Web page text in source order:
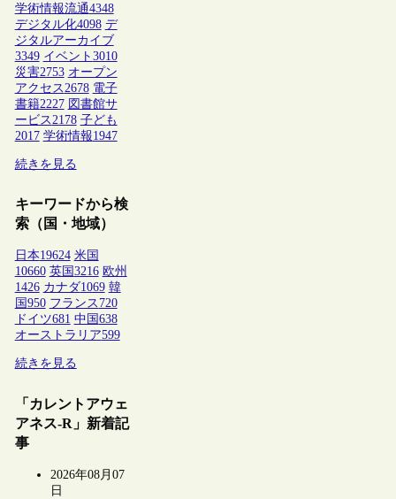
学術情報流通4348
デジタル化4098 デ
ジタルアーカイブ
3349 イベント 3010
災害2753 オープン
アクセス 2678 電子
書籍2227 図書館サ
ービス 2178 子ども
2017 学術情報1947
続きを見る
キーワードから検
索（国・地域）
日本19624 米国
10660 英国 3216 欧州
1426 カナダ1069 韓
国 950 フランス 720
ドイツ681 中国 638
オーストラリア599
続きを見る
「カレントアウェ
アネス-R」新着記
事
2026年08月07
日